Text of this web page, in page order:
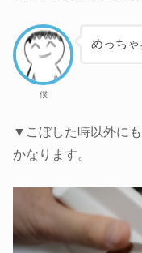
僕
めっち
▼こぼした時以外に
かなります。